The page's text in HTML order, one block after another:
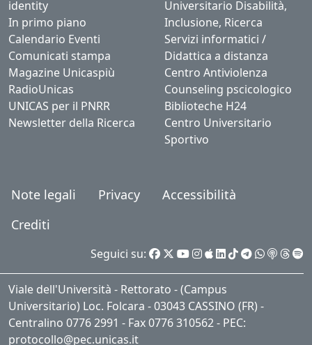
identity
In primo piano
Calendario Eventi
Comunicati stampa
Magazine Unicaspiù
RadioUnicas
UNICAS per il PNRR
Newsletter della Ricerca
Universitario Disabilità,
Inclusione, Ricerca
Servizi informatici /
Didattica a distanza
Centro Antiviolenza
Counseling pscicologico
Biblioteche H24
Centro Universitario
Sportivo
Note legali Privacy
Accessibilità
Crediti
Seguici su:
Viale dell'Università - Rettorato - (Campus
Universitario) Loc. Folcara - 03043 CASSINO (FR) -
Centralino 0776 2991 - Fax 0776 310562 - PEC:
protocollo@pec.unicas.it